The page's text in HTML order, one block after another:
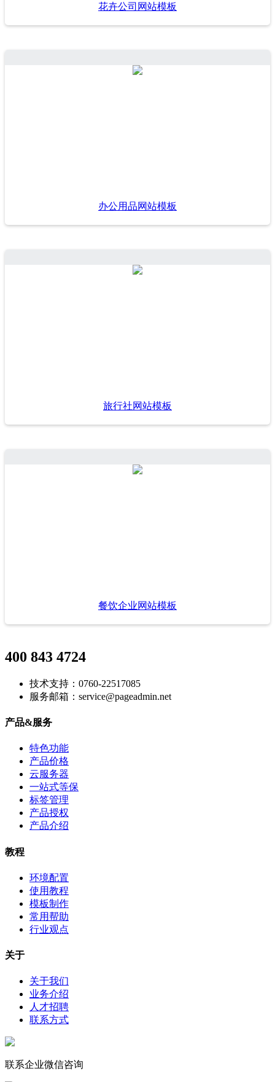
花卉公司网站模板
办公用品网站模板
旅行社网站模板
餐饮企业网站模板
400 843 4724
技术支持：0760-22517085
服务邮箱：service@pageadmin.net
产品&服务
特色功能
产品价格
云服务器
一站式等保
标签管理
产品授权
产品介绍
教程
环境配置
使用教程
模板制作
常用帮助
行业观点
关于
关于我们
业务介绍
人才招聘
联系方式
联系企业微信咨询